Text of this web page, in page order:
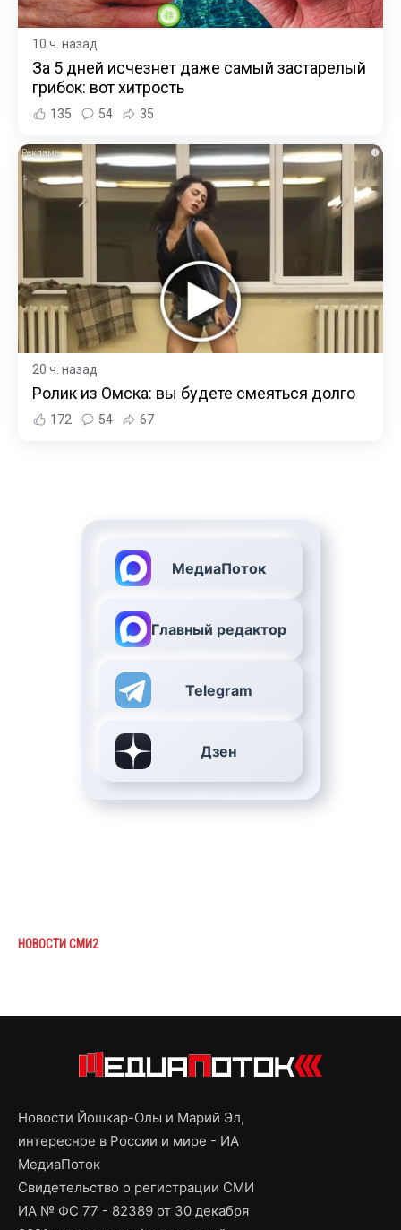
10 ч. назад
За 5 дней исчезнет даже самый застарелый
грибок: вот хитрость
135 54 35
i
20 ч. назад
Ролик из Омска: вы будете смеяться долго
172 54 67
МедиаПоток
Главный редактор
Telegram
Дзен
НОВОСТИ СМИ2
Новости Йошкар-Олы и Марий Эл,
интересное в России и мире - ИА
МедиаПоток
Свидетельство о регистрации СМИ
ИА № ФС 77 - 82389 от 30 декабря